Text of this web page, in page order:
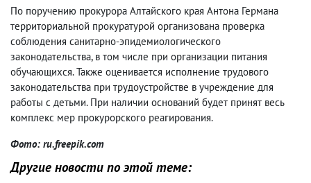
По поручению прокурора Алтайского края Антона Германа
территориальной прокуратурой организована проверка
соблюдения санитарно-эпидемиологического
законодательства, в том числе при организации питания
обучающихся. Также оценивается исполнение трудового
законодательства при трудоустройстве в учреждение для
работы с детьми. При наличии оснований будет принят весь
комплекс мер прокурорского реагирования.
Фото: ru.freepik.com
Другие новости по этой теме: